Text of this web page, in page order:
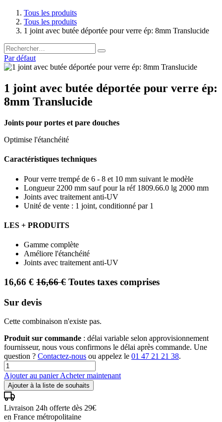
Tous les produits
Tous les produits
1 joint avec butée déportée pour verre ép: 8mm Translucide
Par défaut
1 joint avec butée déportée pour verre ép:
8mm Translucide
Joints pour portes et pare douches
Optimise l'étanchéité
Caractéristiques techniques
Pour verre trempé de 6 - 8 et 10 mm suivant le modèle
Longueur 2200 mm sauf pour la réf 1809.66.0 lg 2000 mm
Joints avec traitement anti-UV
Unité de vente : 1 joint, conditionné par 1
LES + PRODUITS
Gamme complète
Améliore l'étanchéité
Joints avec traitement anti-UV
16,66 € 16,66€ Toutes taxes comprises
Sur devis
Cette combinaison n'existe pas.
Produit sur commande : délai variable selon approvisionnement
fournisseur, nous vous confirmons le délai après commande. Une
question ? Contactez-nous ou appelez le 01 47 21 21 38.
Ajouter au panierAcheter maintenant
Ajouter à la liste de souhaits
Livraison 24h offerte dès 29€
en France métropolitaine